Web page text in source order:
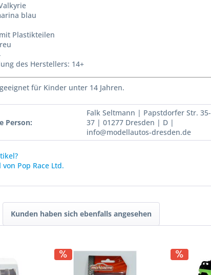
blau
Plastikteilen
des Herstellers: 14+
für Kinder unter 14 Jahren.
Person:
Falk Seltmann | Papstdorfer Str. 35-
37 | 01277 Dresden | D |
info@modellautos-dresden.de
Pop Race Ltd.
Kunden haben sich ebenfalls angesehen